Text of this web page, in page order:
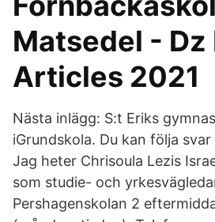
Matsedel - Dz
Articles 2021
Nästa inlägg: S:t Eriks
iGrundskola. Du kan följa
Jag heter Chrisoula Lezis
som studie- och
Pershagenskolan 2